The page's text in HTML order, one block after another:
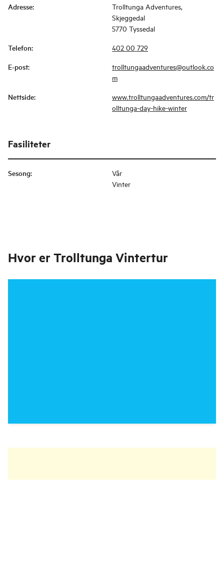
Adresse:
Trolltunga Adventures,
Skjeggedal
5770 Tyssedal
Telefon: 402 00 729
E-post:
trolltungaadventures@outlook.co
m
Nettside:
www.trolltungaadventures.com/tr
olltunga-day-hike-winter
Fasiliteter
Sesong:
Vår
Vinter
Hvor er Trolltunga Vintertur